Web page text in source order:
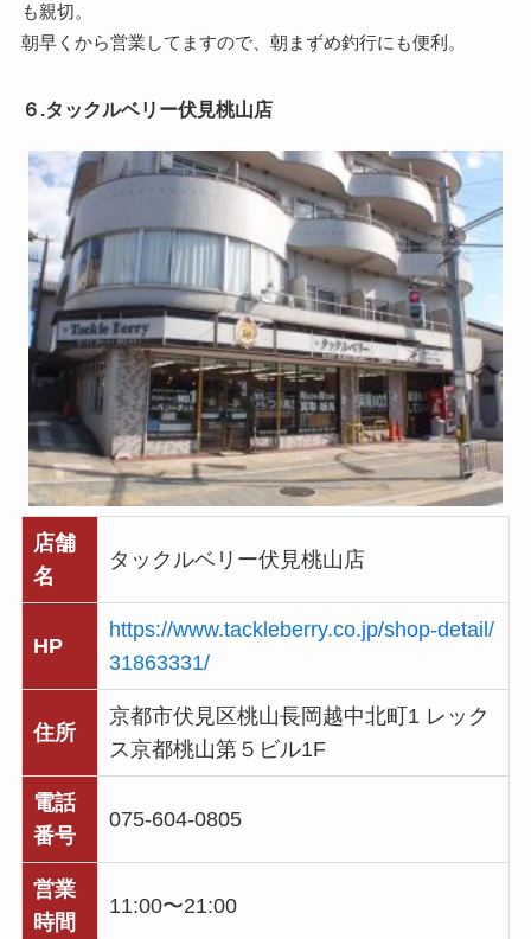
も親切。
朝早くから営業してますので、朝まずめ釣行にも便利。
６.タックルベリー伏見桃山店
店舗
名
タックルベリー伏見桃山店
HP
https://www.tackleberry.co.jp/shop-detail/
31863331/
住所
京都市伏見区桃山長岡越中北町1 レック
ス京都桃山第５ビル1F
電話
番号
075-604-0805
営業
時間
11:00〜21:00